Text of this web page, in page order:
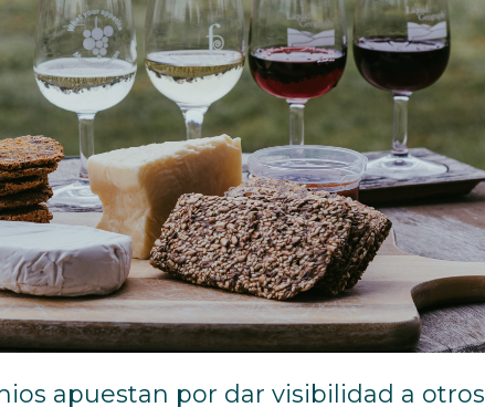
apuestan por dar visibilidad a otros